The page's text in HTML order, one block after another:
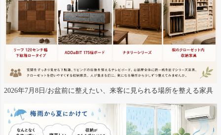
2026年7月8日/お盆前に整えたい、来客に見られる場所を整える家具